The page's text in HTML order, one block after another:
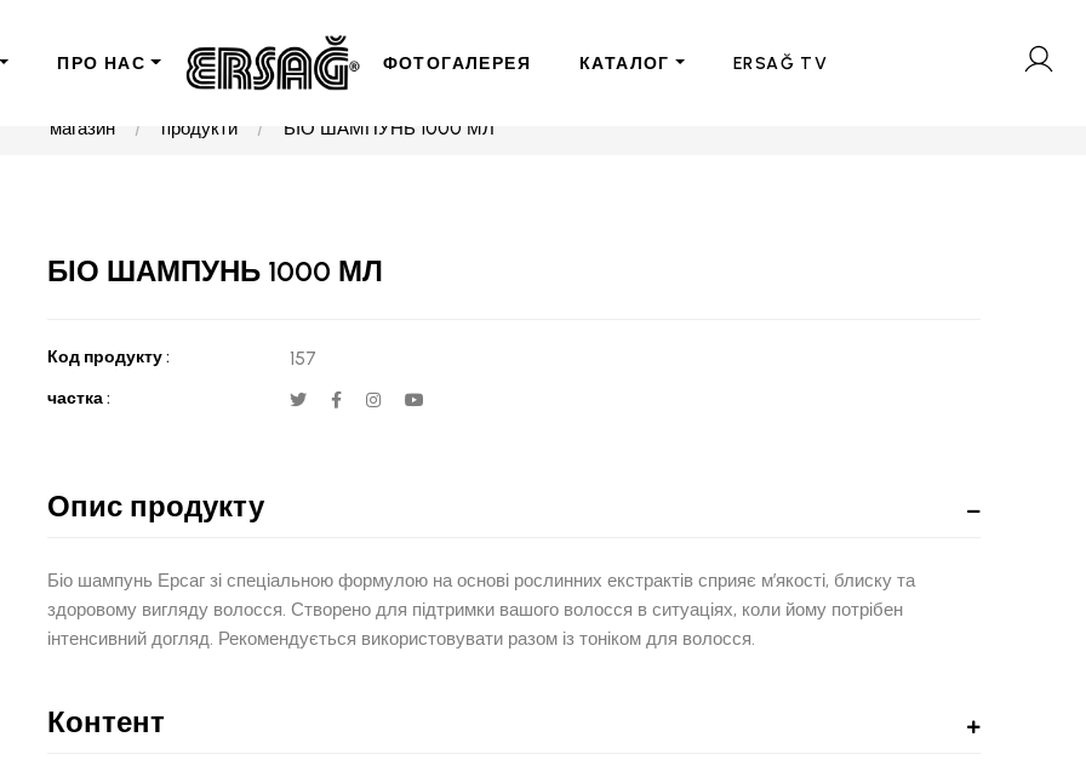
ПРО НАС ФОТОГАЛЕРЕЯ КАТАЛОГ ERSAĞ TV
магазин продукти БІО ШАМПУНЬ 1000 МЛ
БІО ШАМПУНЬ 1000 МЛ
Код продукту : 157
частка :
Опис продукту
Біо шампунь Ерсаг зі спеціальною формулою на основі рослинних екстрактів сприяє м’якості, блиску та
здоровому вигляду волосся. Створено для підтримки вашого волосся в ситуаціях, коли йому потрібен
інтенсивний догляд. Рекомендується використовувати разом із тоніком для волосся.
Контент